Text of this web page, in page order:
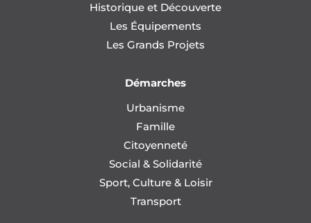
Historique et Découverte
Les Équipements
Les Grands Projets
Démarches
Urbanisme
Famille
Citoyenneté
Social & Solidarité
Sport, Culture & Loisir
Transport